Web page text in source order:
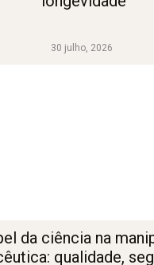
30 julho, 2026
da ciência na
qualidade,